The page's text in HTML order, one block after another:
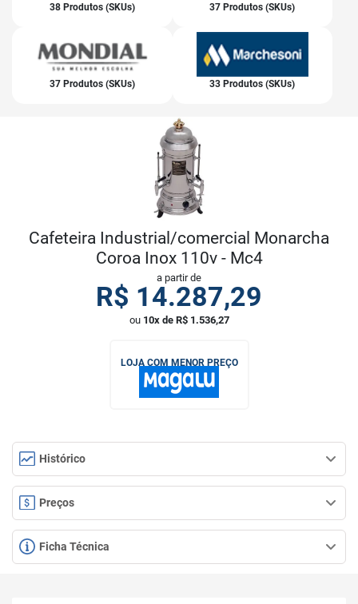
38 Produtos (SKUs) 37 Produtos (SKUs)
37 Produtos (SKUs) 33 Produtos (SKUs)
Cafeteira Industrial/comercial Monarcha
Coroa Inox 110v - Mc4
a partir de
R$ 14.287,29
ou 10x de R$ 1.536,27
LOJA COM MENOR PREÇO
Histórico
Preços
Ficha Técnica